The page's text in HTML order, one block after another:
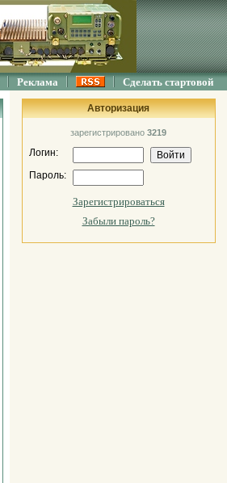
Реклама Сделать стартовой
Авторизация
зарегистрировано 3219
Логин:
Пароль:
Зарегистрироваться
Забыли пароль?